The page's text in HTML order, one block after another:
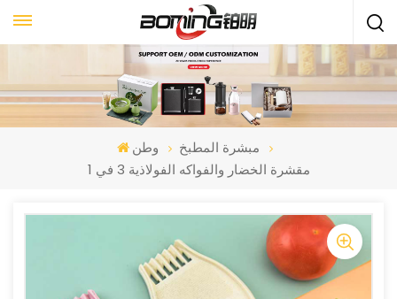
وطن
مبشرة المطبخ
مقشرة الخضار والفواكه الفولاذية 3 في 1